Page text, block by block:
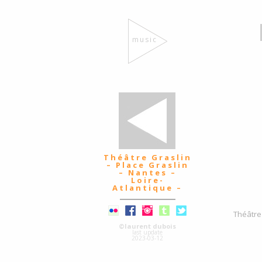
music
Théâtre Graslin
– Place Graslin
– Nantes –
Loire-
Atlantique –
©laurent dubois
last update
2023-03-12